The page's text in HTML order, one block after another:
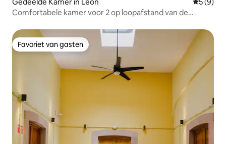
Comfortabele kamer voor 2 op loopafstand van de
Favoriet van gasten
Favoriet van gasten